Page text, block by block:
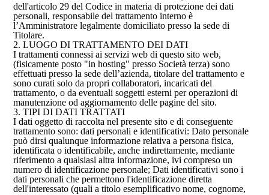
dell'articolo 29 del Codice in materia di protezione dei dati
personali, responsabile del trattamento interno è
l’Amministratore legalmente domiciliato presso la sede di
Titolare.
2. LUOGO DI TRATTAMENTO DEI DATI
I trattamenti connessi ai servizi web di questo sito web,
(fisicamente posto "in hosting" presso Società terza) sono
effettuati presso la sede dell’azienda, titolare del trattamento e
sono curati solo da propri collaboratori, incaricati del
trattamento, o da eventuali soggetti esterni per operazioni di
manutenzione od aggiornamento delle pagine del sito.
3. TIPI DI DATI TRATTATI
I dati oggetto di raccolta nel presente sito e di conseguente
trattamento sono: dati personali e identificativi: Dato personale
può dirsi qualunque informazione relativa a persona fisica,
identificata o identificabile, anche indirettamente, mediante
riferimento a qualsiasi altra informazione, ivi compreso un
numero di identificazione personale; Dati identificativi sono i
dati personali che permettono l'identificazione diretta
dell'interessato (quali a titolo esemplificativo nome, cognome,